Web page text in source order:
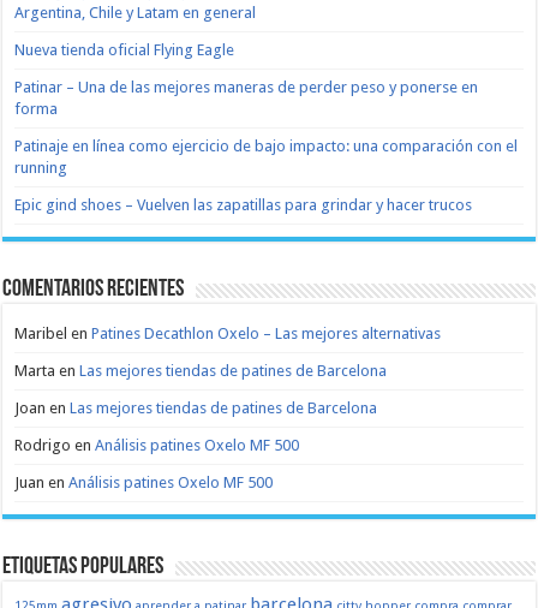
Argentina, Chile y Latam en general
Nueva tienda oficial Flying Eagle
Patinar – Una de las mejores maneras de perder peso y ponerse en
forma
Patinaje en línea como ejercicio de bajo impacto: una comparación con el
running
Epic gind shoes – Vuelven las zapatillas para grindar y hacer trucos
Comentarios recientes
Maribel enPatines Decathlon Oxelo – Las mejores alternativas
Marta enLas mejores tiendas de patines de Barcelona
Joan enLas mejores tiendas de patines de Barcelona
Rodrigo enAnálisis patines Oxelo MF 500
Juan enAnálisis patines Oxelo MF 500
Etiquetas populares